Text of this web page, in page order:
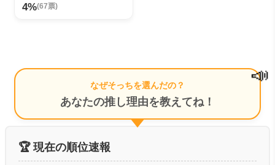
4%(67票)
なぜそっちを選んだの？
あなたの推し理由を教えてね！
📣
🏆 現在の順位速報